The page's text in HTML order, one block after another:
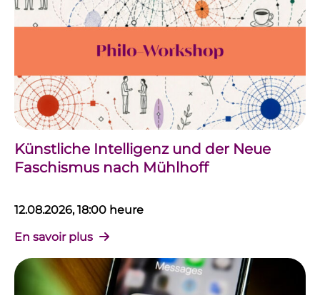
Künstliche Intelligenz und der Neue
Faschismus nach Mühlhoff
12.08.2026, 18:00 heure
En savoir plus